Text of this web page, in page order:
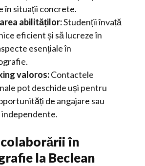
în situații concrete.
abilităților:Studenții învață
eficient și să lucreze în
esențiale în
valoros:Contactele
pot deschide uși pentru
de angajare sau
în
la Beclean